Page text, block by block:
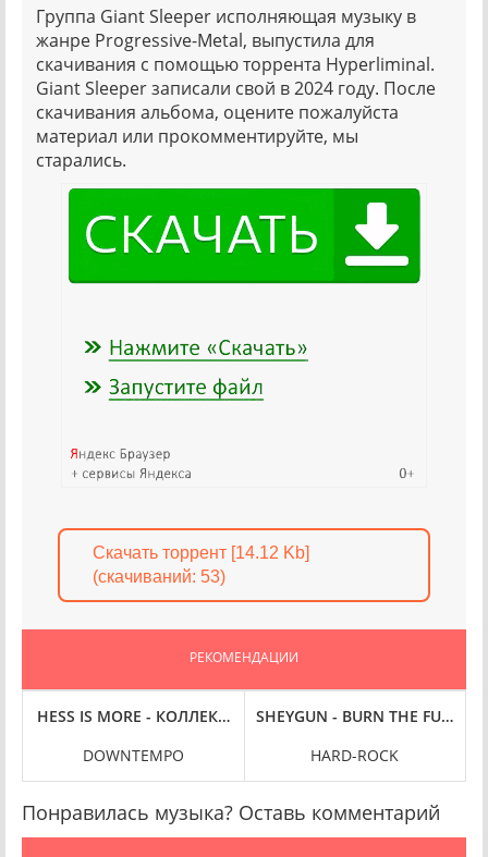
Группа Giant Sleeper исполняющая музыку в
жанре Progressive-Metal, выпустила для
скачивания с помощью торрента Hyperliminal.
Giant Sleeper записали свой в 2024 году. После
скачивания альбома, оцените пожалуйста
материал или прокомментируйте, мы
старались.
Скачать торрент [14.12 Kb]
(cкачиваний: 53)
РЕКОМЕНДАЦИИ
TROUBLED MIND (2024) FLAC
HESS IS MORE - КОЛЛЕКЦИЯ [3 АЛЬБОМА] (2010-2024) FLAC
DOWNTEMPO
SHEYGUN - BURN THE FUSE
HARD-ROCK
Понравилась музыка? Оставь комментарий